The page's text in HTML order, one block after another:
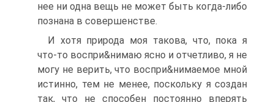
нее ни одна вещь не может быть когда-либо
познана в совершенстве.
И хотя природа моя такова, что, пока я
что-то воспри&нимаю ясно и отчетливо, я не
могу не верить, что воспри&нимаемое мной
истинно, тем не менее, поскольку я создан
так, что не способен постоянно вперять